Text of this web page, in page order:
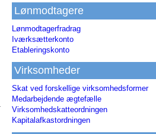
Lønmodtagere
Lønmodtagerfradrag
Iværksætterkonto
Etableringskonto
Virksomheder
Skat ved forskellige virksomhedsformer
Medarbejdende ægtefælle
Virksomhedskatteordningen
Kapitalafkastordningen